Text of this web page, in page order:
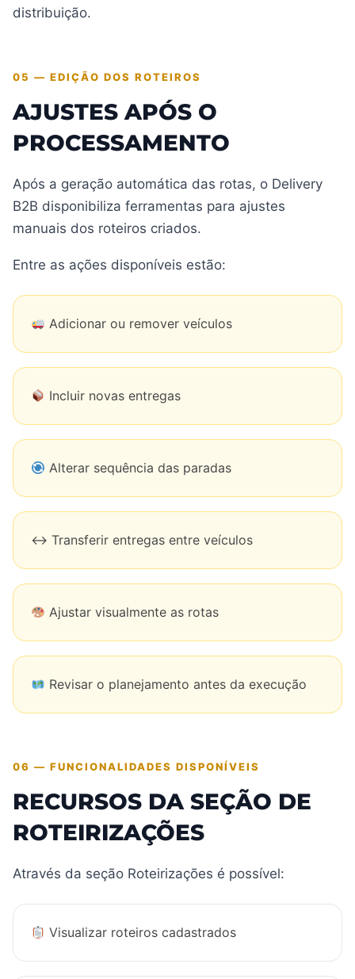
distribuição.
05 — EDIÇÃO DOS ROTEIROS
AJUSTES APÓS O
PROCESSAMENTO
Após a geração automática das rotas, o Delivery
B2B disponibiliza ferramentas para ajustes
manuais dos roteiros criados.
Entre as ações disponíveis estão:
Adicionar ou remover veículos
Incluir novas entregas
Alterar sequência das paradas
↔️ Transferir entregas entre veículos
Ajustar visualmente as rotas
Revisar o planejamento antes da execução
06 — FUNCIONALIDADES DISPONÍVEIS
RECURSOS DA SEÇÃO DE
ROTEIRIZAÇÕES
Através da seção Roteirizações é possível:
Visualizar roteiros cadastrados